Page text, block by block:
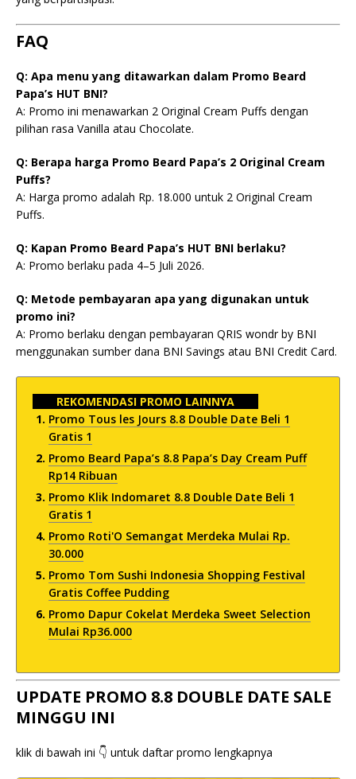
FAQ
Q: Apa menu yang ditawarkan dalam Promo Beard
Papa’s HUT BNI?
A: Promo ini menawarkan 2 Original Cream Puffs dengan
pilihan rasa Vanilla atau Chocolate.
Q: Berapa harga Promo Beard Papa’s 2 Original Cream
Puffs?
A: Harga promo adalah Rp. 18.000 untuk 2 Original Cream
Puffs.
Q: Kapan Promo Beard Papa’s HUT BNI berlaku?
A: Promo berlaku pada 4–5 Juli 2026.
Q: Metode pembayaran apa yang digunakan untuk
promo ini?
A: Promo berlaku dengan pembayaran QRIS wondr by BNI
menggunakan sumber dana BNI Savings atau BNI Credit Card.
REKOMENDASI PROMO LAINNYA
Promo Tous les Jours 8.8 Double Date Beli 1
Gratis 1
Promo Beard Papa’s 8.8 Papa’s Day Cream Puff
Rp14 Ribuan
Promo Klik Indomaret 8.8 Double Date Beli 1
Gratis 1
Promo Roti'O Semangat Merdeka Mulai Rp.
30.000
Promo Tom Sushi Indonesia Shopping Festival
Gratis Coffee Pudding
Promo Dapur Cokelat Merdeka Sweet Selection
Mulai Rp36.000
UPDATE PROMO 8.8 DOUBLE DATE SALE
MINGGU INI
klik di bawah ini 👇 untuk daftar promo lengkapnya